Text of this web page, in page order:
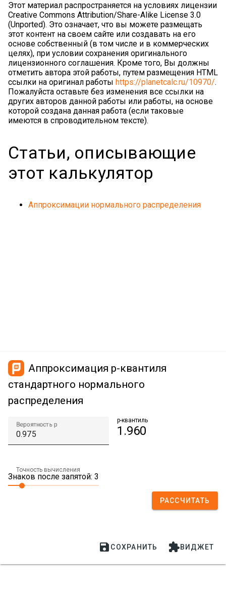
Этот материал распространяется на условиях лицензии
Creative Commons Attribution/Share-Alike License 3.0
(Unported). Это означает, что вы можете размещать
этот контент на своем сайте или создавать на его
основе собственный (в том числе и в коммерческих
целях), при условии сохранения оригинального
лицензионного соглашения. Кроме того, Вы должны
отметить автора этой работы, путем размещения HTML
ссылки на оригинал работы https://planetcalc.ru/10970/.
Пожалуйста оставьте без изменения все ссылки на
других авторов данной работы или работы, на основе
которой создана данная работа (если таковые
имеются в спроводительном тексте).
Статьи, описывающие
этот калькулятор
Аппроксимации нормального распределения
Аппроксимация p-квантиля
стандартного нормального
распределения
Вероятность p
p-квантиль
1.960
Точность вычисления
Знаков после запятой: 3
РАССЧИТАТЬ
 СОХРАНИТЬ ВИДЖЕТ